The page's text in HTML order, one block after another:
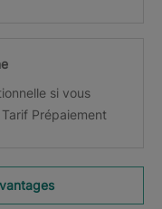
si vous
Prépaiement